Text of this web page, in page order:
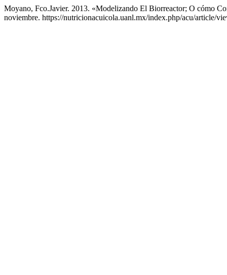
Moyano, Fco.Javier. 2013. «Modelizando El Biorreactor; O cómo
noviembre. https://nutricionacuicola.uanl.mx/index.php/acu/article/